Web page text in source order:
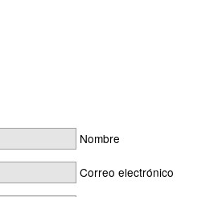
Nombre
Correo electrónico